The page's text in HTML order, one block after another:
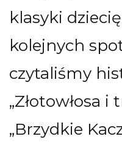
klasyki
kolejnych
czytaliśmy
„Złotowłosa i
„Brzydkie